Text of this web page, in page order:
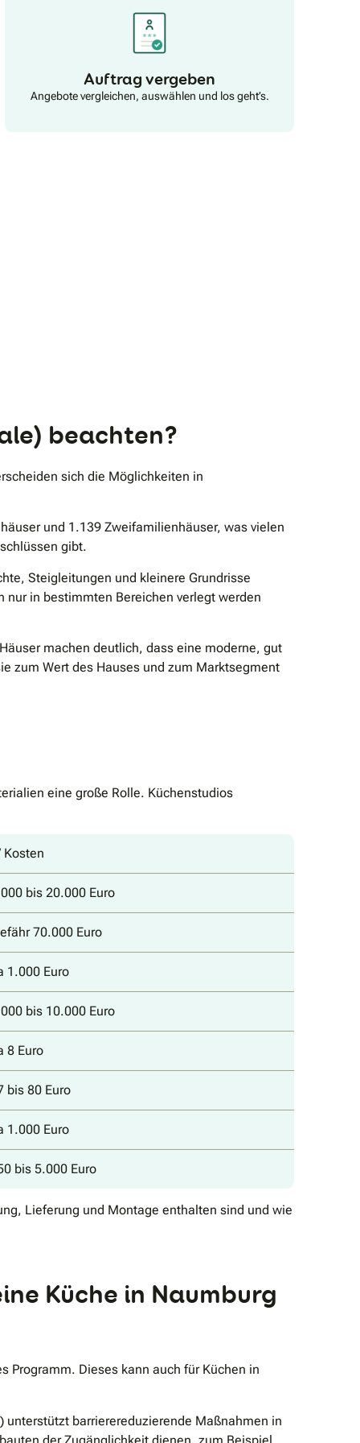
Auftrag vergeben
Angebote vergleichen, auswählen und los geht’s.
beachten?
sich die Möglichkeiten in
und 1.139 Zweifamilienhäuser, was vielen
gibt.
Steigleitungen und kleinere Grundrisse
in bestimmten Bereichen verlegt werden
machen deutlich, dass eine moderne, gut
zum Wert des Hauses und zum Marktsegment
eine große Rolle. Küchenstudios
Kosten
bis 20.000 Euro
70.000 Euro
1.000 Euro
bis 10.000 Euro
8 Euro
bis 80 Euro
1.000 Euro
bis 5.000 Euro
Lieferung und Montage enthalten sind und wie
Küche in Naumburg
Programm. Dieses kann auch für Küchen in
unterstützt barrierereduzierende Maßnahmen in